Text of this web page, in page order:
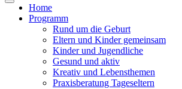
Toggle
navigation
Home
Programm
Rund um die Geburt
Eltern und Kinder gemeinsam
Kinder und Jugendliche
Gesund und aktiv
Kreativ und Lebensthemen
Praxisberatung Tageseltern